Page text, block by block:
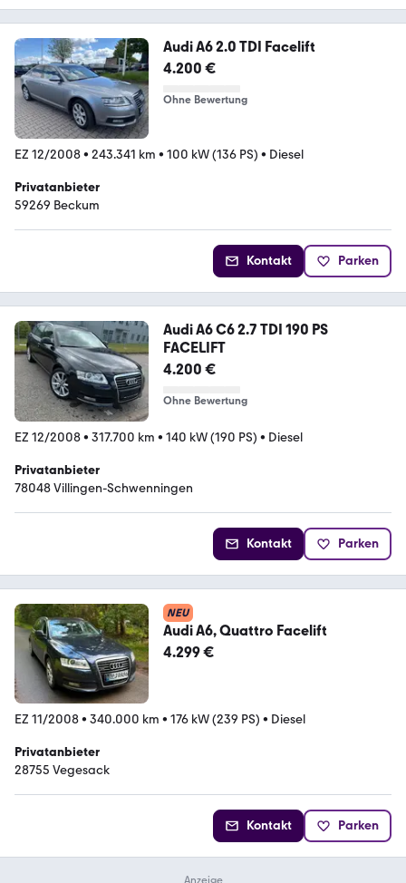
Audi A6 2.0 TDI Facelift
4.200 €
Ohne Bewertung
EZ 12/2008• 243.341 km • 100 kW (136 PS) • Diesel
Privatanbieter
59269 Beckum
Kontakt Parken
Audi A6 C6 2.7 TDI 190 PS
FACELIFT
4.200 €
Ohne Bewertung
EZ 12/2008• 317.700 km • 140 kW (190 PS) • Diesel
Privatanbieter
78048 Villingen-Schwenningen
Kontakt Parken
NEU
Audi A6, Quattro Facelift
4.299 €
EZ 11/2008• 340.000 km • 176 kW (239 PS) • Diesel
Privatanbieter
28755 Vegesack
Kontakt Parken